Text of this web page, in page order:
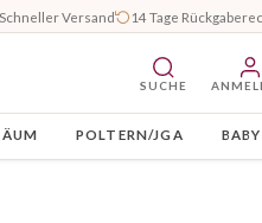
Schneller Versand 14 Tage
SUCHE
POLTERN/JGA BABY